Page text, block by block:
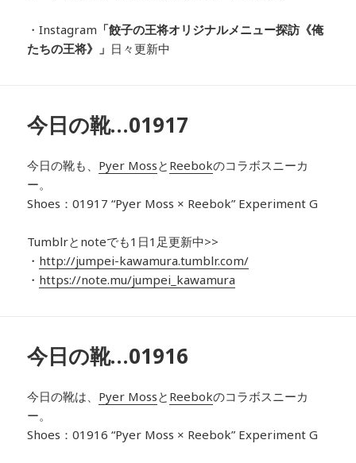
・Instagram 「餃子の王将オリジナルメニュー探訪 《俺
たちの王将》」 日々更新中
今日の靴…01917
今日の靴も、 Pyer Mossと Reebokのコラボスニーカ
ー。
Shoes：01917“Pyer Moss × Reebok” Experiment G
Tumblrとnoteでも1日1足更新中>>
・ http://jumpei-kawamura.tumblr.com/
・ https://note.mu/jumpei_kawamura
今日の靴…01916
今日の靴は、 Pyer Mossと Reebokのコラボスニーカ
ー。
Shoes：01916“Pyer Moss × Reebok” Experiment G